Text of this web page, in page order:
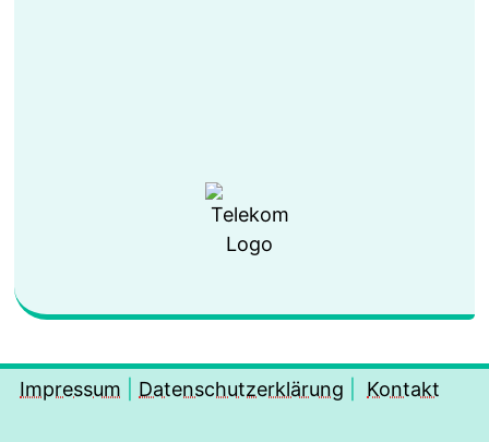
Impressum Datenschutzerklärung Kontakt